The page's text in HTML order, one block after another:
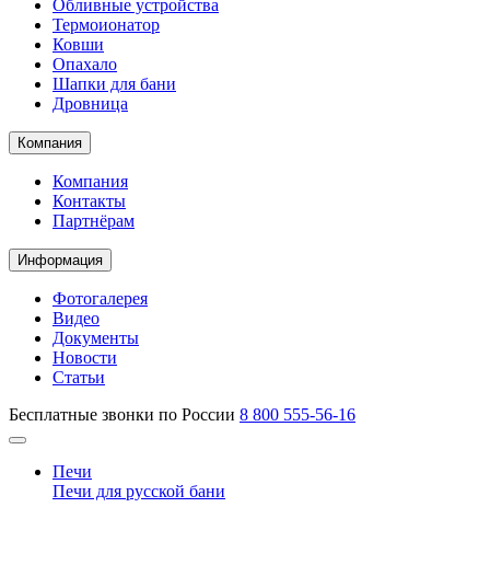
Обливные устройства
Термоионатор
Ковши
Опахало
Шапки для бани
Дровница
Компания
Компания
Контакты
Партнёрам
Информация
Фотогалерея
Видео
Документы
Новости
Статьи
Бесплатные звонки по России 8 800 555-56-16
Печи
Печи для русской бани